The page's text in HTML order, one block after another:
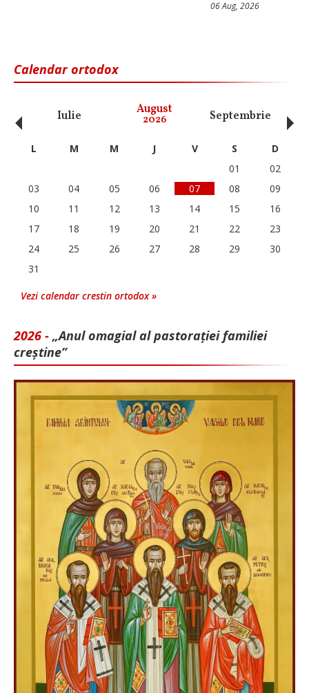
06 Aug, 2026
Calendar ortodox
Iulie August
2026 Septembrie
‹ L M M J V S
D
01
02
03
04 05 06 07 08
09
10
11 12 13 14 15
16
17
18 19 20 21 22
23
24
25 26 27 28 29
30
31
Vezi calendar crestin ortodox »
2026 - „Anul omagial al pastorației familiei
creștine”